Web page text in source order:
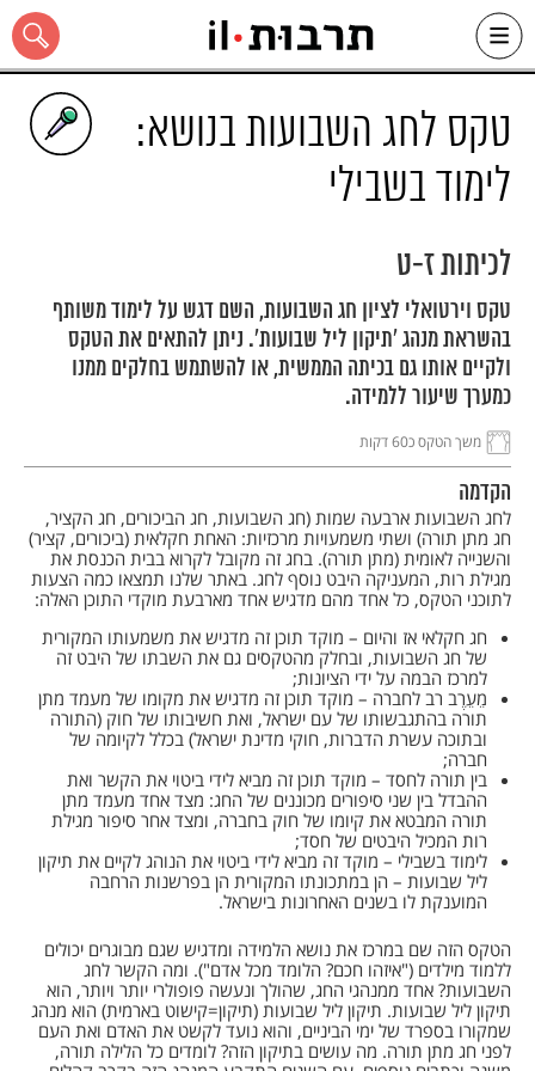
Skip
content
כל האתר
טקס לחג השבועות בנושא:
לימוד בשבילי
לכיתות ז-ט
טקס וירטואלי לציון חג השבועות, השם דגש על לימוד משותף
בהשראת מנהג 'תיקון ליל שבועות'. ניתן להתאים את הטקס
ולקיים אותו גם בכיתה הממשית, או להשתמש בחלקים ממנו
כמערך שיעור ללמידה.
משך הטקס כ60 דקות
הקדמה
לחג השבועות ארבעה שמות (חג השבועות, חג הביכורים, חג הקציר,
חג מתן תורה) ושתי משמעויות מרכזיות: האחת חקלאית (ביכורים, קציר)
והשנייה לאומית (מתן תורה). בחג זה מקובל לקרוא בבית הכנסת את
מגילת רות, המעניקה היבט נוסף לחג. באתר שלנו תמצאו כמה הצעות
לתוכני הטקס, כל אחד מהם מדגיש אחד מארבעת מוקדי התוכן האלה:
חג חקלאי אז והיום – מוקד תוכן זה מדגיש את משמעותו המקורית
של חג השבועות, ובחלק מהטקסים גם את השבתו של היבט זה
למרכז הבמה על ידי הציונות;
מֵעֵרֶב רב לחברה – מוקד תוכן זה מדגיש את מקומו של מעמד מתן
תורה בהתגבשותו של עם ישראל, ואת חשיבותו של חוק (התורה
ובתוכה עשרת הדברות, חוקי מדינת ישראל) בכלל לקיומה של
חברה;
בין תורה לחסד – מוקד תוכן זה מביא לידי ביטוי את הקשר ואת
ההבדל בין שני סיפורים מכוננים של החג: מצד אחד מעמד מתן
תורה המבטא את קיומו של חוק בחברה, ומצד אחר סיפור מגילת
רות המכיל היבטים של חסד;
לימוד בשבילי – מוקד זה מביא לידי ביטוי את הנוהג לקיים את תיקון
ליל שבועות – הן במתכונתו המקורית הן בפרשנות הרחבה
המוענקת לו בשנים האחרונות בישראל.
הטקס הזה שם במרכז את נושא הלמידה ומדגיש שגם מבוגרים יכולים
ללמוד מילדים ("איזהו חכם? הלומד מכל אדם"). ומה הקשר לחג
השבועות? אחד ממנהגי החג, שהולך ונעשה פופולרי יותר ויותר, הוא
תיקון ליל שבועות. תיקון ליל שבועות (תיקון=קישוט בארמית) הוא מנהג
שמקורו בספרד של ימי הביניים, והוא נועד לקשט את האדם ואת העם
לפני חג מתן תורה. מה עושים בתיקון הזה? לומדים כל הלילה תורה,